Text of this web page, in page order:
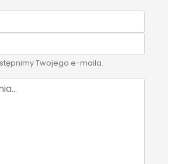
Twojego e-maila.